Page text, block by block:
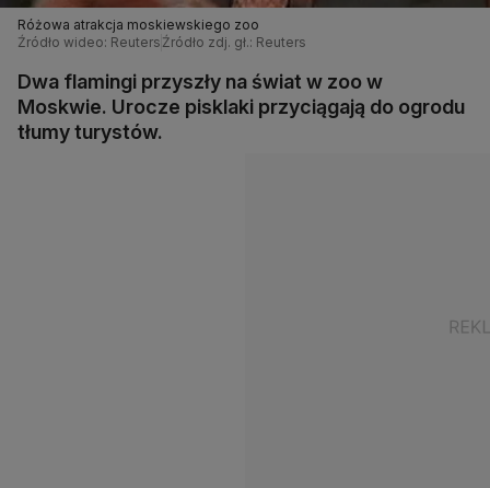
Różowa atrakcja moskiewskiego zoo
Źródło wideo: Reuters Źródło zdj. gł.: Reuters
Dwa flamingi przyszły na świat w zoo w
Moskwie. Urocze pisklaki przyciągają do ogrodu
tłumy turystów.